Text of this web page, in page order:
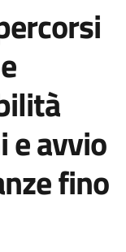
avvio
fino